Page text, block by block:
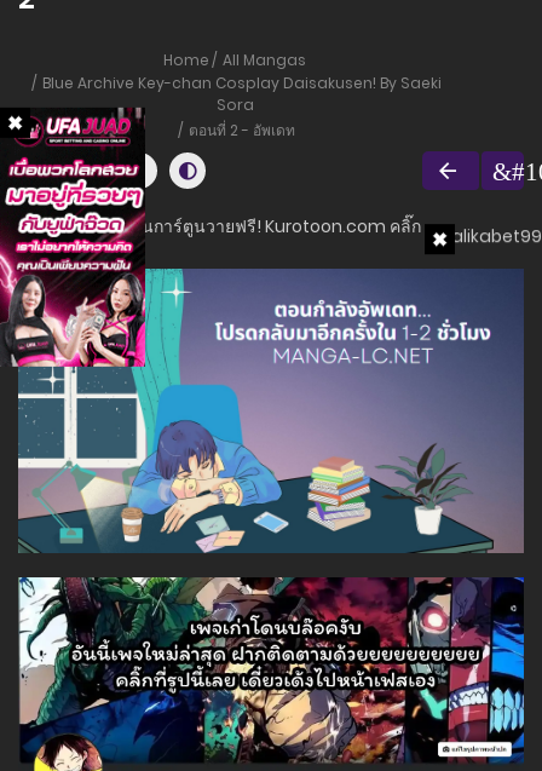
Home
All Mangas
Blue Archive Key-chan Cosplay Daisakusen! By Saeki
Sora
ตอนที่ 2 - อัพเดท
อ่านการ์ตูนวายฟรี! Kurotoon.com คลิ๊ก